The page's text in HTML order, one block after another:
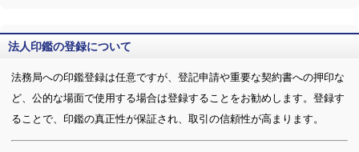
法人印鑑の登録について
法務局への印鑑登録は任意ですが、登記申請や重要な契約書への押印な
ど、公的な場面で使用する場合は登録することをお勧めします。登録す
ることで、印鑑の真正性が保証され、取引の信頼性が高まります。